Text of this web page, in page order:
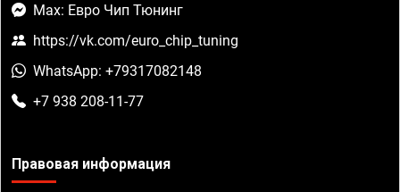
Max: Евро Чип Тюнинг
https://vk.com/euro_chip_tuning
WhatsApp: +79317082148
+7 938 208-11-77
Правовая информация